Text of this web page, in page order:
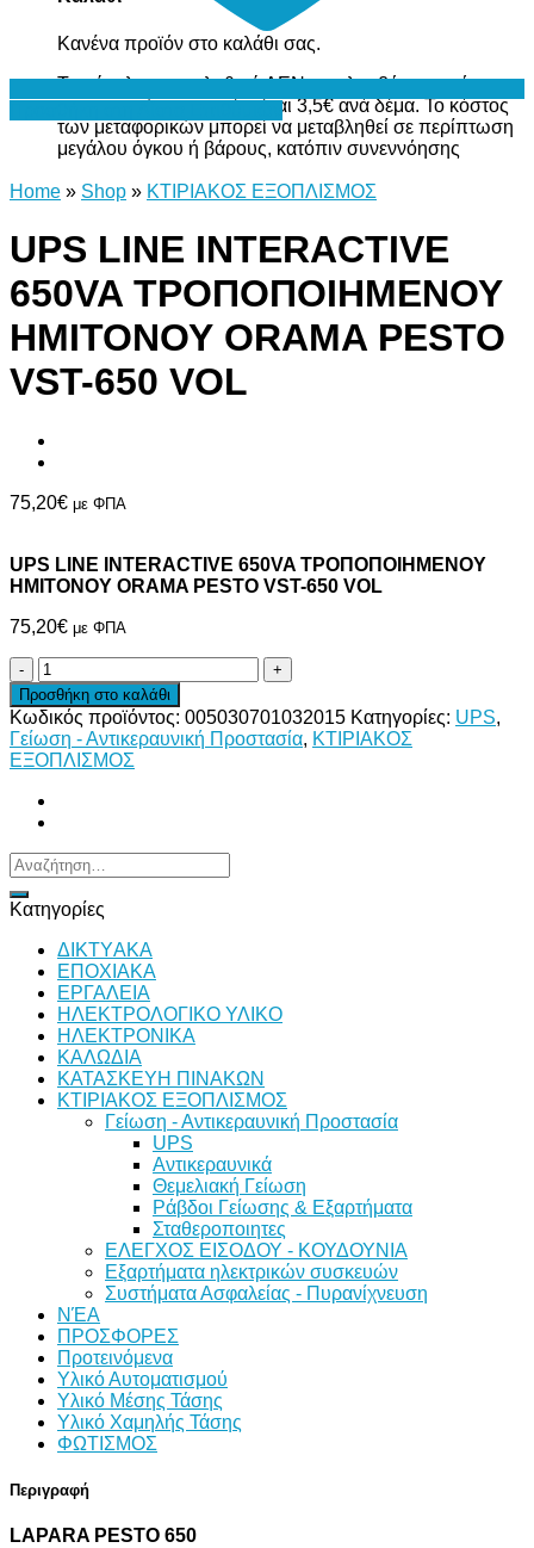
Κανένα προϊόν στο καλάθι σας.
Το σύνολο του καλαθιού ΔΕΝ περιλαμβάνει το κόστος
μεταφορικών, το οποίο είναι 3,5€ ανά δέμα. Το κόστος
των μεταφορικών μπορεί να μεταβληθεί σε περίπτωση
μεγάλου όγκου ή βάρους, κατόπιν συνεννόησης
Home » Shop » ΚΤΙΡΙΑΚΟΣ ΕΞΟΠΛΙΣΜΟΣ
UPS LINE INTERACTIVE
650VA ΤΡΟΠΟΠΟΙΗΜΕΝΟΥ
ΗΜΙΤΟΝΟΥ ORAMA PESTO
VST-650 VOL
75,20€ με ΦΠΑ
UPS LINE INTERACTIVE 650VA ΤΡΟΠΟΠΟΙΗΜΕΝΟΥ
ΗΜΙΤΟΝΟΥ ORAMA PESTO VST-650 VOL
75,20€ με ΦΠΑ
UPS
LINE
INTERACTIVE
650VA
ΤΡΟΠΟΠΟΙΗΜΕΝΟΥ
ΗΜΙΤΟΝΟΥ
ORAMA
PESTO
650
VOL
ποσότητα
Προσθήκη στο καλάθι
Κωδικός προϊόντος: 005030701032015 Κατηγορίες: UPS,
Γείωση - Αντικεραυνική Προστασία, ΚΤΙΡΙΑΚΟΣ
ΕΞΟΠΛΙΣΜΟΣ
Αναζήτηση
για:
Κατηγορίες
ΔΙKTΥAKA
ΕΠΟΧΙΑΚΑ
ΕΡΓΑΛΕΙΑ
ΗΛΕΚΤΡΟΛΟΓΙΚΟ ΥΛΙΚΟ
ΗΛΕΚΤΡΟΝΙΚΑ
ΚΑΛΩΔΙΑ
ΚΑΤΑΣΚΕΥΗ ΠΙΝΑΚΩΝ
ΚΤΙΡΙΑΚΟΣ ΕΞΟΠΛΙΣΜΟΣ
Γείωση - Αντικεραυνική Προστασία
UPS
Αντικεραυνικά
Θεμελιακή Γείωση
Ράβδοι Γείωσης & Εξαρτήματα
Σταθεροποιητες
ΕΛΕΓΧΟΣ ΕΙΣΟΔΟΥ - ΚΟΥΔΟΥΝΙΑ
Εξαρτήματα ηλεκτρικών συσκευών
Συστήματα Ασφαλείας - Πυρανίχνευση
ΝΈΑ
ΠΡΟΣΦΟΡΕΣ
Προτεινόμενα
Υλικό Αυτοματισμού
Υλικό Μέσης Τάσης
Υλικό Χαμηλής Τάσης
ΦΩΤΙΣΜΟΣ
Περιγραφή
LAPARA PESTO 650